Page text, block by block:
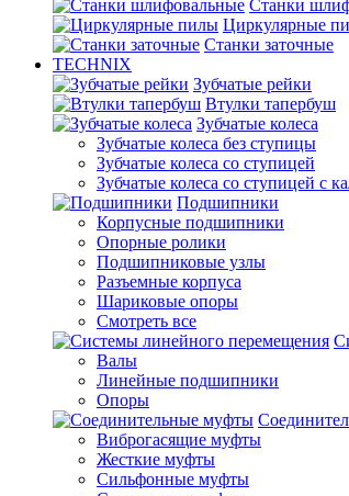
Станки
Циркулярные
Станки заточные
TECHNIX
Зубчатые рейки
Втулки тапербуш
Зубчатые колеса
Зубчатые колеса без ступицы
Зубчатые колеса со ступицей
Зубчатые колеса со ступицей с
Подшипники
Корпусные подшипники
Опорные ролики
Подшипниковые узлы
Разъемные корпуса
Шариковые опоры
Смотреть все
Валы
Линейные подшипники
Опоры
Виброгасящие муфты
Жесткие муфты
Сильфонные муфты